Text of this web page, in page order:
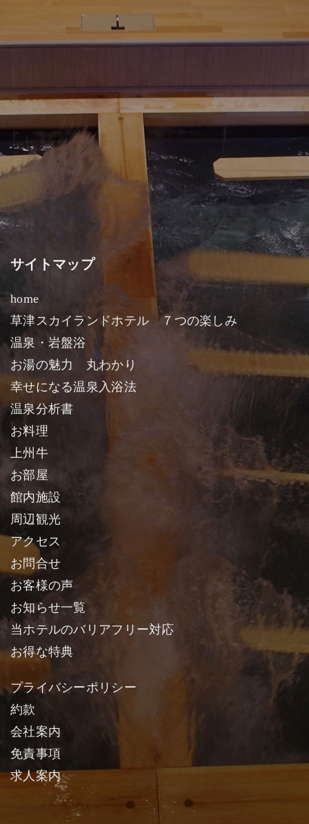
サイトマップ
home
草津スカイランドホテル ７つの楽しみ
温泉・岩盤浴
お湯の魅力 丸わかり
幸せになる温泉入浴法
温泉分析書
お料理
上州牛
お部屋
館内施設
周辺観光
アクセス
お問合せ
お客様の声
お知らせ一覧
当ホテルのバリアフリー対応
お得な特典
プライバシーポリシー
約款
会社案内
免責事項
求人案内